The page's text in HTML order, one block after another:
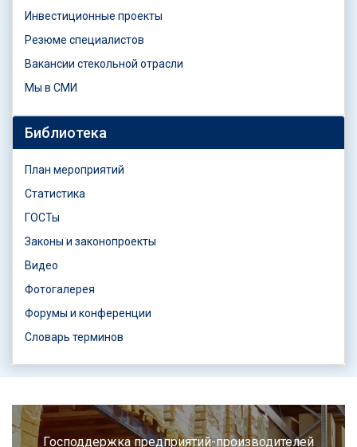
Инвестиционные проекты
Резюме специалистов
Вакансии стекольной отрасли
Мы в СМИ
Библиотека
План мероприятий
Статистика
ГОСТы
Законы и законопроекты
Видео
Фотогалерея
Форумы и конференции
Словарь терминов
Господдержка предприятий-производителей